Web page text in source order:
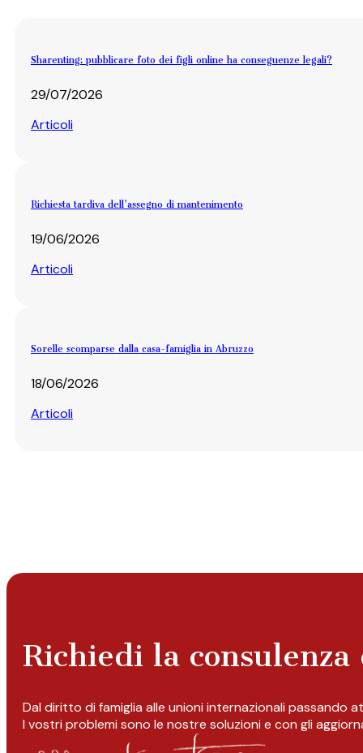
Sharenting: pubblicare foto dei figli online ha conseguenze legali?
29/07/2026
Articoli
Richiesta tardiva dell’assegno di mantenimento
19/06/2026
Articoli
Sorelle scomparse dalla casa-famiglia in Abruzzo
18/06/2026
Articoli
Richiedi la
Dal diritto di famiglia alle unioni internazionali passando
I vostri problemi sono le nostre soluzioni e con gli